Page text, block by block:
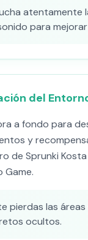
atentamente
para
del
a fondo para
y
de Sprunki Kosta
Game.
pierdas las áreas
ocultos.